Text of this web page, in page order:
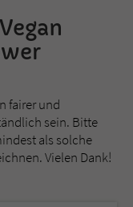
fairer und
sein. Bitte
als solche
Vielen Dank!